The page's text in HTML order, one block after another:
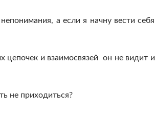
а если я начну вести себя
цепочек и взаимосвязей он не видит и
не приходиться?